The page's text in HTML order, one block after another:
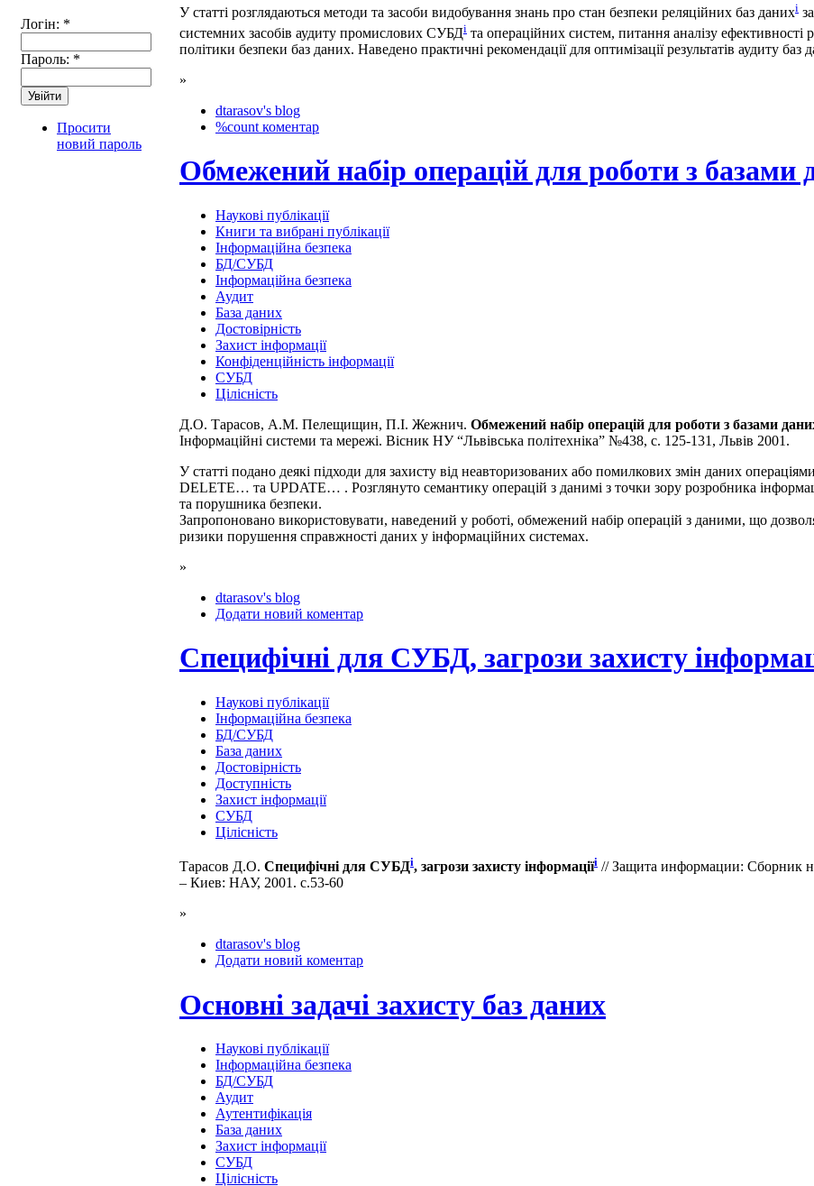
Логін: *
Пароль: *
Просити
новий пароль
У статті розглядаються методи та засоби видобування знань про стан безпеки реляційних баз данихi
системних засобів аудиту промислових СУБДi та операційних систем, питання аналізу ефективності
політики безпеки баз даних. Наведено практичні рекомендації для оптимізації результатів аудиту баз
»
dtarasov's blog
%count коментар
Обмежений набір операцій для роботи з базами
Наукові публікації
Книги та вибрані публікації
Інформаційна безпека
БД/СУБД
Інформаційна безпека
Аудит
База даних
Достовірність
Захист інформації
Конфіденційність інформації
СУБД
Цілісність
Д.О. Тарасов, А.М. Пелещищин, П.І. Жежнич. Обмежений набір операцій для роботи з базами
Інформаційні системи та мережі. Вісник НУ “Львівська політехніка” №438, с. 125-131, Львів 2001.
У статті подано деякі підходи для захисту від неавторизованих або помилкових змін даних
DELETE… та UPDATE… . Розглянуто семантику операцій з данимі з точки зору розробника
та порушника безпеки.
Запропоновано використовувати, наведений у роботі, обмежений набір операцій з даними, що
ризики порушення справжності даних у інформаційних системах.
»
dtarasov's blog
Додати новий коментар
Специфічні для СУБД, загрози захисту
Наукові публікації
Інформаційна безпека
БД/СУБД
База даних
Достовірність
Доступність
Захист інформації
СУБД
Цілісність
Тарасов Д.О. Специфічні для СУБДi, загрози захисту інформаціїi // Защита информации: Сборник
– Киев: НАУ, 2001. с.53-60
»
dtarasov's blog
Додати новий коментар
Основні задачі захисту баз даних
Наукові публікації
Інформаційна безпека
БД/СУБД
Аудит
Аутентифікація
База даних
Захист інформації
СУБД
Цілісність